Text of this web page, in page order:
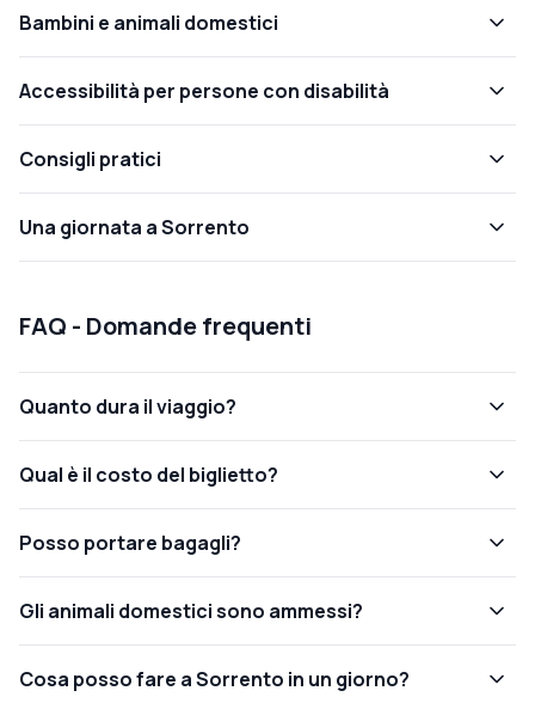
Bambini e animali domestici
Accessibilità per persone con disabilità
Consigli pratici
Una giornata a Sorrento
FAQ - Domande frequenti
Quanto dura il viaggio?
Qual è il costo del biglietto?
Posso portare bagagli?
Gli animali domestici sono ammessi?
Cosa posso fare a Sorrento in un giorno?